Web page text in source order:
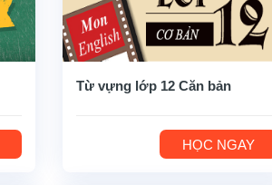
Từ vựng lớp 12 Căn bản
HỌC NGAY